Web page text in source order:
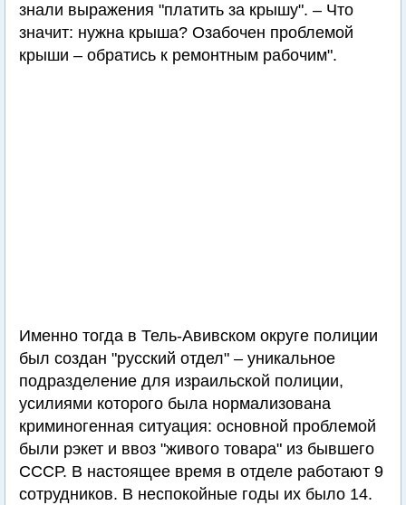
знали выражения "платить за крышу". – Что
значит: нужна крыша? Озабочен проблемой
крыши – обратись к ремонтным рабочим".
Именно тогда в Тель-Авивском округе полиции
был создан "русский отдел" – уникальное
подразделение для израильской полиции,
усилиями которого была нормализована
криминогенная ситуация: основной проблемой
были рэкет и ввоз "живого товара" из бывшего
СССР. В настоящее время в отделе работают 9
сотрудников. В неспокойные годы их было 14.